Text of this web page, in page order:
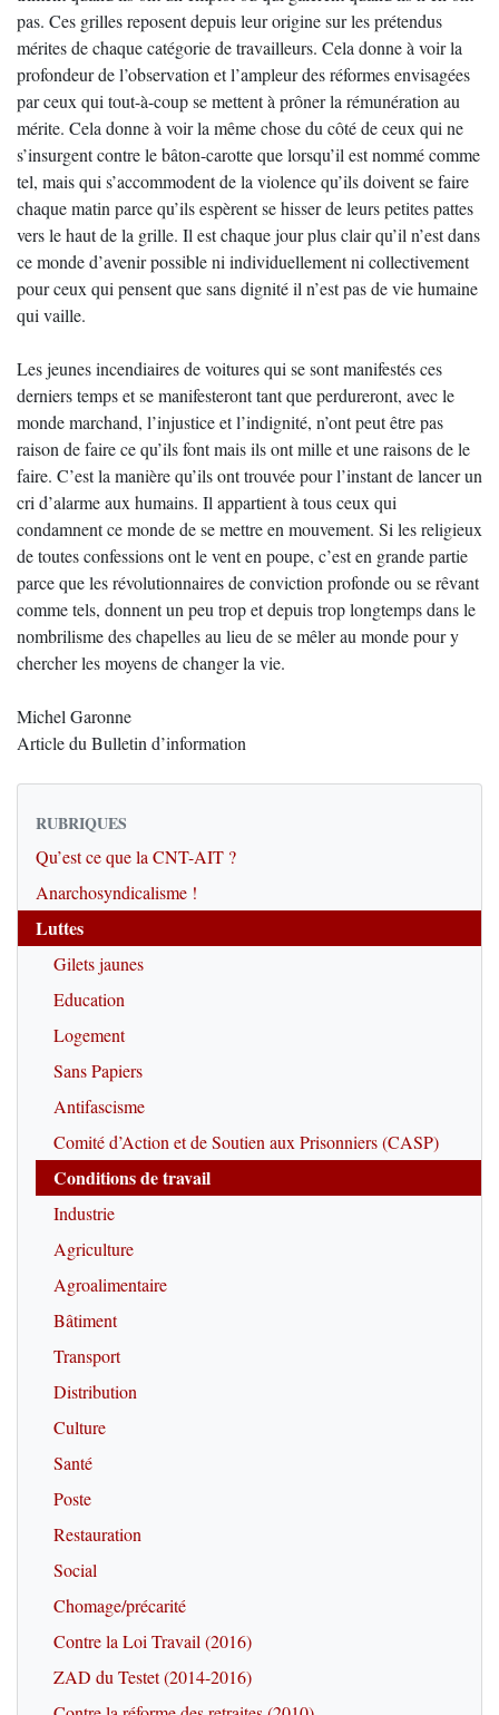
pas. Ces grilles reposent depuis leur origine sur les prétendus
mérites de chaque catégorie de travailleurs. Cela donne à voir la
profondeur de l’observation et l’ampleur des réformes envisagées
par ceux qui tout-à-coup se mettent à prôner la rémunération au
mérite. Cela donne à voir la même chose du côté de ceux qui ne
s’insurgent contre le bâton-carotte que lorsqu’il est nommé comme
tel, mais qui s’accommodent de la violence qu’ils doivent se faire
chaque matin parce qu’ils espèrent se hisser de leurs petites pattes
vers le haut de la grille. Il est chaque jour plus clair qu’il n’est dans
ce monde d’avenir possible ni individuellement ni collectivement
pour ceux qui pensent que sans dignité il n’est pas de vie humaine
qui vaille.
Les jeunes incendiaires de voitures qui se sont manifestés ces
derniers temps et se manifesteront tant que perdureront, avec le
monde marchand, l’injustice et l’indignité, n’ont peut être pas
raison de faire ce qu’ils font mais ils ont mille et une raisons de le
faire. C’est la manière qu’ils ont trouvée pour l’instant de lancer un
cri d’alarme aux humains. Il appartient à tous ceux qui
condamnent ce monde de se mettre en mouvement. Si les religieux
de toutes confessions ont le vent en poupe, c’est en grande partie
parce que les révolutionnaires de conviction profonde ou se rêvant
comme tels, donnent un peu trop et depuis trop longtemps dans le
nombrilisme des chapelles au lieu de se mêler au monde pour y
chercher les moyens de changer la vie.
Michel Garonne
Article du Bulletin d’information
RUBRIQUES
Qu’est ce que la CNT-AIT ?
Anarchosyndicalisme !
Luttes
Gilets jaunes
Education
Logement
Sans Papiers
Antifascisme
Comité d’Action et de Soutien aux Prisonniers (CASP)
Conditions de travail
Industrie
Agriculture
Agroalimentaire
Bâtiment
Transport
Distribution
Culture
Santé
Poste
Restauration
Social
Chomage/précarité
Contre la Loi Travail (2016)
ZAD du Testet (2014-2016)